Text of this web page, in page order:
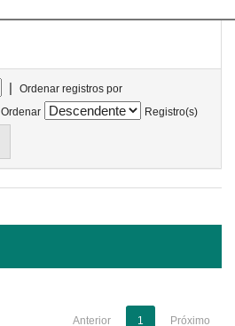
|
Ordenar registros por
Ordenar
Registro(s)
Anterior 1 Próximo